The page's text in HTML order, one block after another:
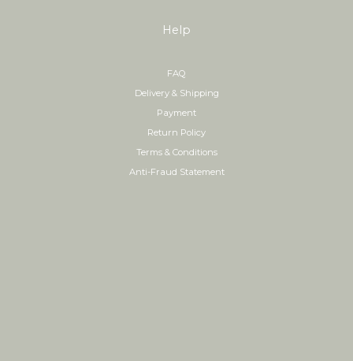
Help
FAQ
Delivery & Shipping
Payment
Return Policy
Terms & Conditions
Anti-Fraud Statement